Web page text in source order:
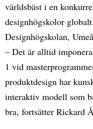
världsbäst i en
designhögskolor
Designhögskolan,
– Det är alltid
1 vid
produktdesign har
interaktiv modell som
bra, fortsätter Rickard